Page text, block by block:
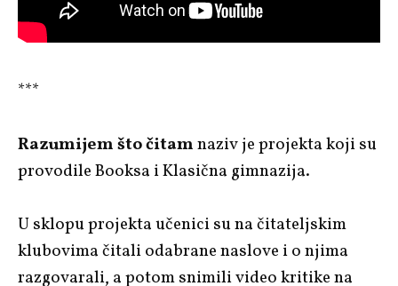
***
Razumijem što čitamnaziv je projekta koji su
provodile Booksa i Klasična gimnazija.
U sklopu projekta učenici su na čitateljskim
klubovima čitali odabrane naslove i o njima
razgovarali, a potom snimili video kritike na